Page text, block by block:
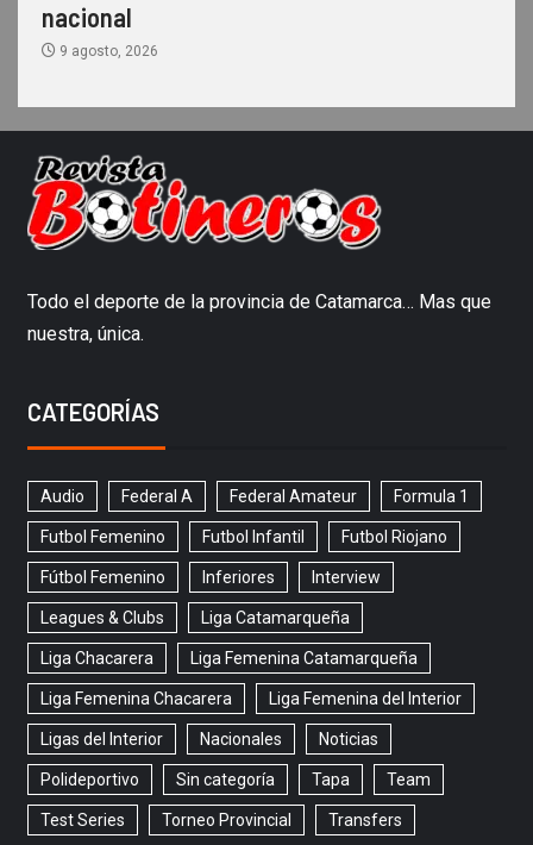
nacional
9 agosto, 2026
Todo el deporte de la provincia de Catamarca… Mas que
nuestra, única.
CATEGORÍAS
Audio Federal A Federal Amateur Formula 1
Futbol Femenino Futbol Infantil Futbol Riojano
Fútbol Femenino Inferiores Interview
Leagues & Clubs Liga Catamarqueña
Liga Chacarera Liga Femenina Catamarqueña
Liga Femenina Chacarera Liga Femenina del Interior
Ligas del Interior Nacionales Noticias
Polideportivo Sin categoría Tapa Team
Test Series Torneo Provincial Transfers